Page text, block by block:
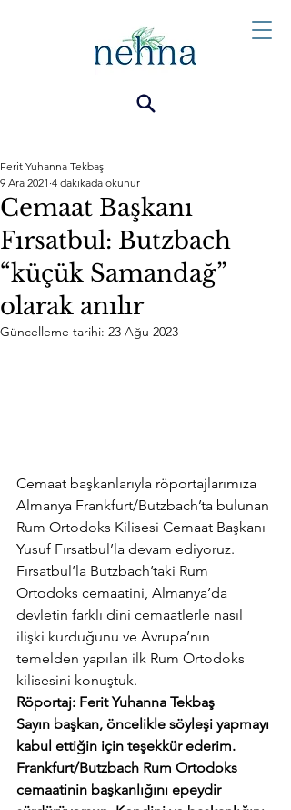
Cemaat Başkanı
Fırsatbul: Butzbach
“küçük Samandağ”
olarak anılır
Ferit Yuhanna Tekbaş
9 Ara 2021 4 dakikada okunur
Güncelleme tarihi: 23 Ağu 2023
Cemaat başkanlarıyla röportajlarımıza
Almanya Frankfurt/Butzbach’ta bulunan
Rum Ortodoks Kilisesi Cemaat Başkanı
Yusuf Fırsatbul’la devam ediyoruz.
Fırsatbul’la Butzbach’taki Rum
Ortodoks cemaatini, Almanya’da
devletin farklı dini cemaatlerle nasıl
ilişki kurduğunu ve Avrupa’nın
temelden yapılan ilk Rum Ortodoks
kilisesini konuştuk.
Röportaj: Ferit Yuhanna Tekbaş
Sayın başkan, öncelikle söyleşi yapmayı
kabul ettiğin için teşekkür ederim.
Frankfurt/Butzbach Rum Ortodoks
cemaatinin başkanlığını epeydir